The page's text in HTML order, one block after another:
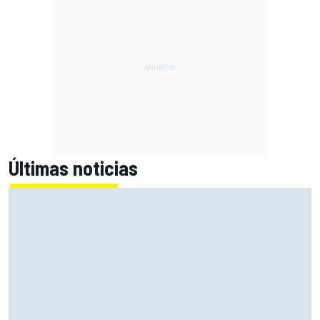
Últimas noticias